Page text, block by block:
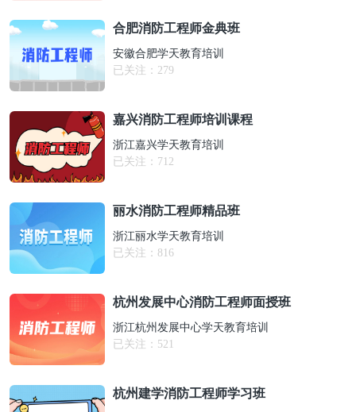
合肥消防工程师金典班
安徽合肥学天教育培训
已关注： 279
嘉兴消防工程师培训课程
浙江嘉兴学天教育培训
已关注： 712
丽水消防工程师精品班
浙江丽水学天教育培训
已关注： 816
杭州发展中心消防工程师面授班
浙江杭州发展中心学天教育培训
已关注： 521
杭州建学消防工程师学习班